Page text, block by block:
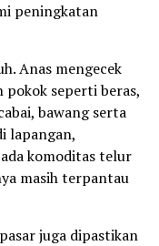
peningkatan
Anas mengecek
pokok seperti beras,
bawang serta
lapangan,
komoditas telur
masih terpantau
juga dipastikan